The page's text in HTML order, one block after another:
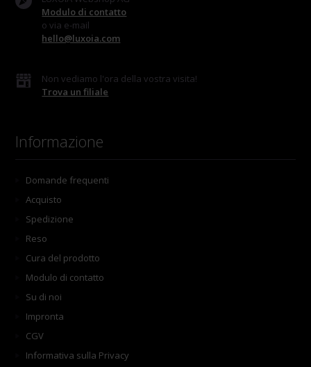
Modulo di contatto
o via e-mail
hello@luxoia.com
Non vediamo l'ora della vostra visita!
Trova un filiale
Informazione
Domande frequenti
Acquisto
Spedizione
Reso
Cura del prodotto
Modulo di contatto
Su di noi
Impronta
CGV
Informativa sulla Privacy